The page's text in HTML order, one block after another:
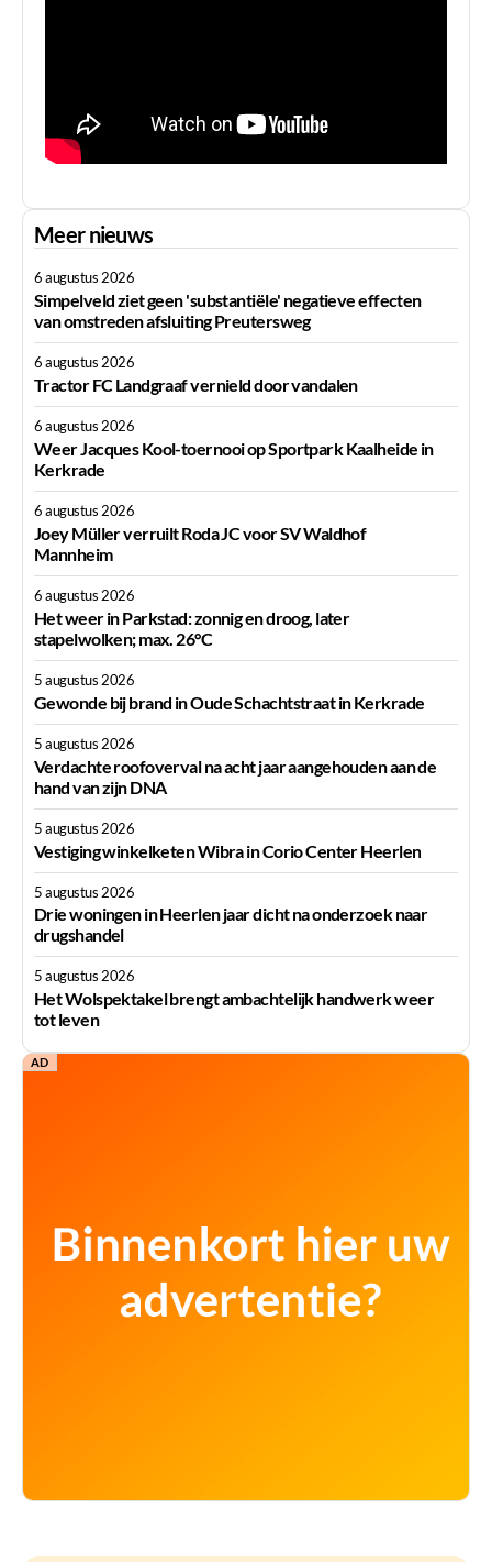
Meer nieuws
6 augustus 2026
Simpelveld ziet geen 'substantiële' negatieve effecten
van omstreden afsluiting Preutersweg
6 augustus 2026
Tractor FC Landgraaf vernield door vandalen
6 augustus 2026
Weer Jacques Kool-toernooi op Sportpark Kaalheide in
Kerkrade
6 augustus 2026
Joey Müller verruilt Roda JC voor SV Waldhof
Mannheim
6 augustus 2026
Het weer in Parkstad: zonnig en droog, later
stapelwolken; max. 26°C
5 augustus 2026
Gewonde bij brand in Oude Schachtstraat in Kerkrade
5 augustus 2026
Verdachte roofoverval na acht jaar aangehouden aan de
hand van zijn DNA
5 augustus 2026
Vestiging winkelketen Wibra in Corio Center Heerlen
5 augustus 2026
Drie woningen in Heerlen jaar dicht na onderzoek naar
drugshandel
5 augustus 2026
Het Wolspektakel brengt ambachtelijk handwerk weer
tot leven
AD